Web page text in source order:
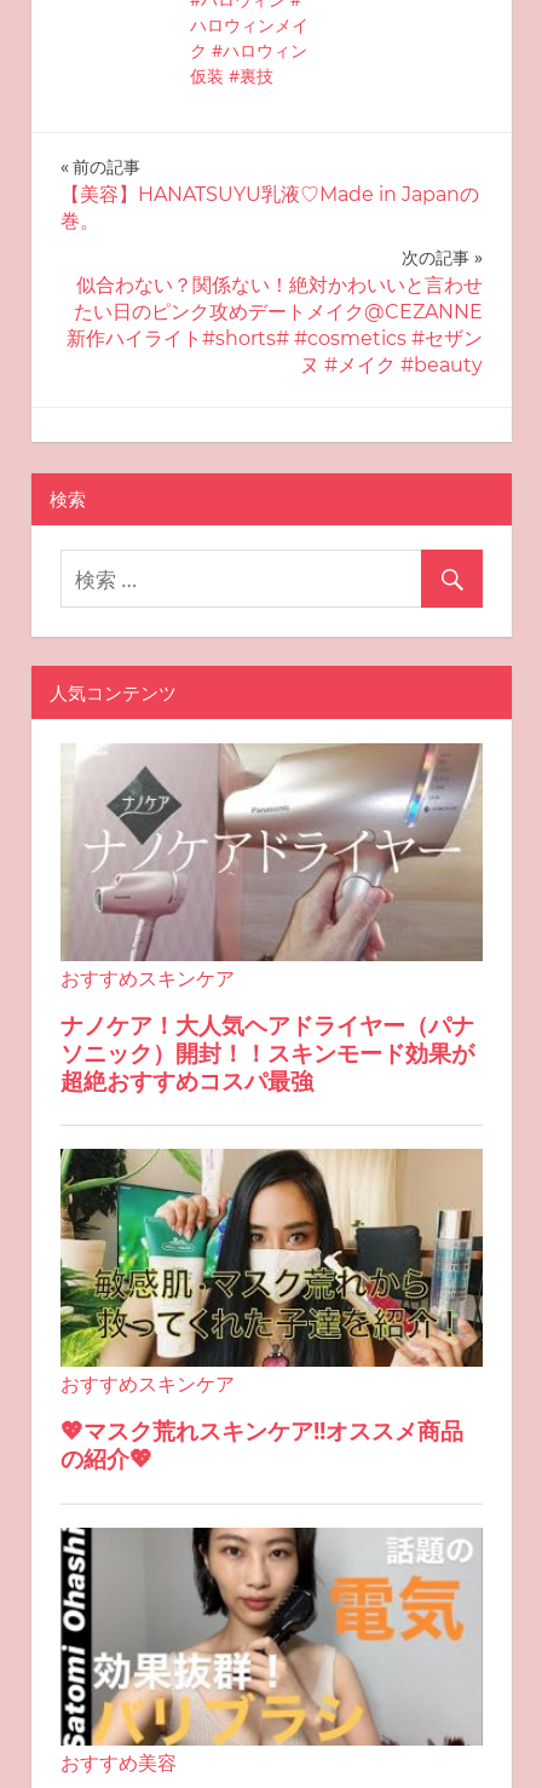
ハロウィンメイ
ク #ハロウィン
仮装 #裏技
投
稿
ナ
ビ
シ
ョ
ン
前の記事
【美容】HANATSUYU乳液♡Made in Japanの
巻。
次の記事
似合わない？関係ない！絶対かわいいと言わせ
たい日のピンク攻めデートメイク@CEZANNE
新作ハイライト#shorts# #cosmetics #セザン
ヌ #メイク #beauty
2025-10-13
miyu
可愛く見える化粧
検索
人気コンテンツ